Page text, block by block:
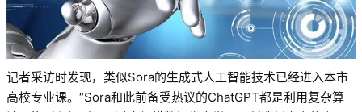
记者采访时发现，类似Sora的生成式人工智能技术已经进入本市
高校专业课。“Sora和此前备受热议的ChatGPT都是利用复杂算